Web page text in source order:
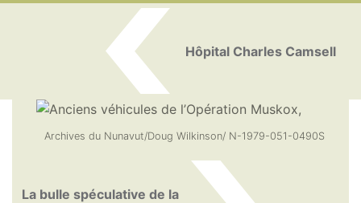
Naviguer dans la
Hôpital Charles Camsell
La bulle spéculative de la
Archives du Nunavut/Doug Wilkinson/ N-1979-051-0490S